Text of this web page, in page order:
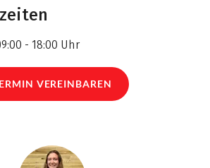
- 18:00 Uhr
VEREINBAREN